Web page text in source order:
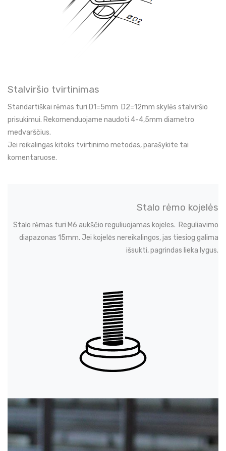
Stalviršio tvirtinimas
Standartiškai rėmas turi D1=5mm D2=12mm skylės stalviršio
prisukimui. Rekomenduojame naudoti 4-4,5mm diametro
medvarščius.
Jei reikalingas kitoks tvirtinimo metodas, parašykite tai
komentaruose.
Stalo rėmo kojelės
Stalo rėmas turi M6 aukščio reguliuojamas kojeles. Reguliavimo
diapazonas 15mm. Jei kojelės nereikalingos, jas tiesiog galima
išsukti, pagrindas lieka lygus.